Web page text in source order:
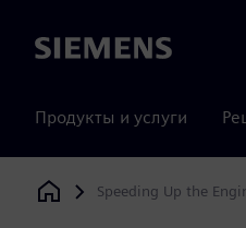
Siemens
Продукты и услуги
Siemens Digital Industries
Speeding Up the